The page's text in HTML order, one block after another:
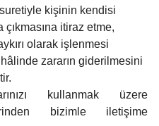
kişinin kendisi
itiraz etme,
olarak işlenmesi
zararın giderilmesini
kullanmak üzere
bizimle iletişime